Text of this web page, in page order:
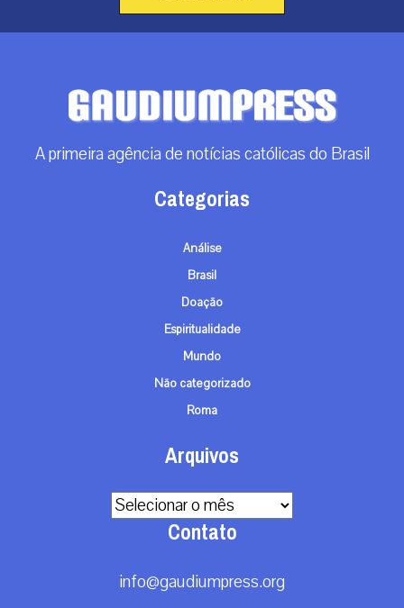
A primeira agência de notícias católicas do Brasil
Categorias
Análise
Brasil
Doação
Espiritualidade
Mundo
Não categorizado
Roma
Arquivos
Arquivos
Contato
info@gaudiumpress.org